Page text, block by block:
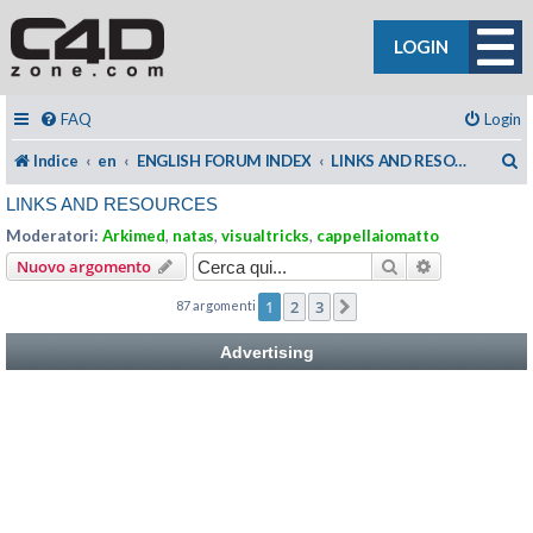
LOGIN
FAQ Login
Indice en ENGLISH FORUM INDEX LINKS AND RESOURCES
LINKS AND RESOURCES
Moderatori: Arkimed, natas, visualtricks, cappellaiomatto
Nuovo argomento Cerca
87 argomenti 1 2 3
Advertising